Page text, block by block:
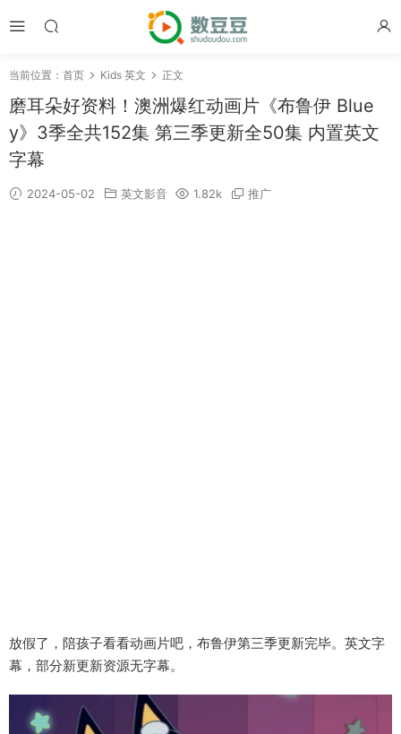
当前位置： 首页 Kids 英文 正文
磨耳朵好资料！澳洲爆红动画片《布鲁伊 Blue
y》3季全共152集 第三季更新全50集 内置英文
字幕
2024-05-02 英文影音 1.82k 推广
放假了，陪孩子看看动画片吧，布鲁伊第三季更新完毕。英文字
幕，部分新更新资源无字幕。